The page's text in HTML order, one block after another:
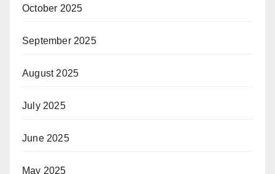
October 2025
September 2025
August 2025
July 2025
June 2025
May 2025